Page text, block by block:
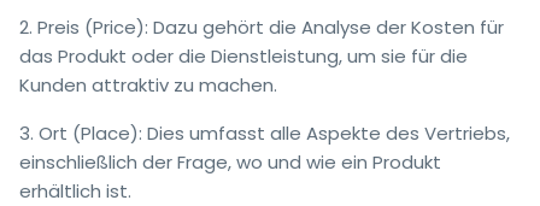
2. Preis (Price): Dazu gehört die Analyse der Kosten für
das Produkt oder die Dienstleistung, um sie für die
Kunden attraktiv zu machen.
3. Ort (Place): Dies umfasst alle Aspekte des Vertriebs,
einschließlich der Frage, wo und wie ein Produkt
erhältlich ist.